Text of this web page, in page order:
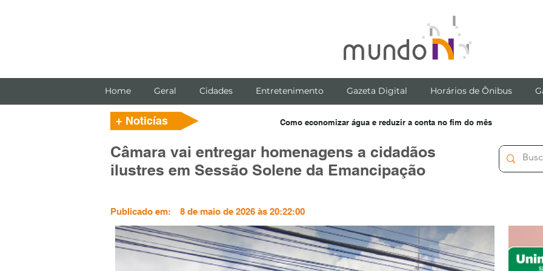
Home Geral Cidades Entretenimento Gazeta Digital Horários de Ônibus
Como economizar água e reduzir a conta no fim do mês
+ Noticías
Câmara vai entregar homenagens a cidadãos
ilustres em Sessão Solene da Emancipação
Publicado em: 8 de maio de 2026 às 20:22:00